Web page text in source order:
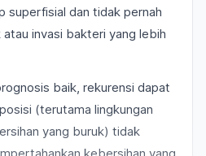
superfisial dan tidak pernah
invasi bakteri yang lebih
baik, rekurensi dapat
(terutama lingkungan
yang buruk) tidak